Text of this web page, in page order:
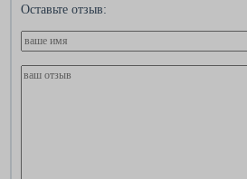
Оставьте отзыв: